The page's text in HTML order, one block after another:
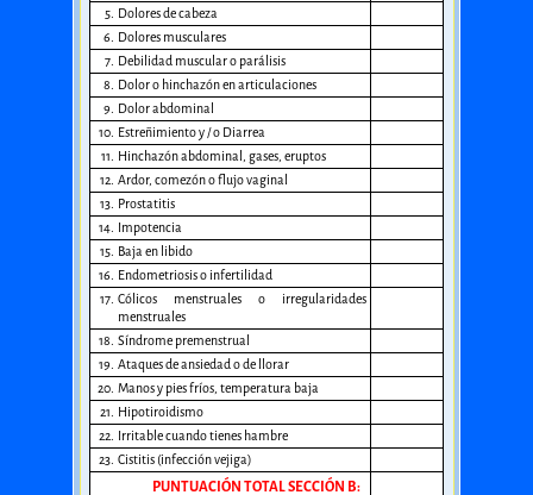
5. Dolores de cabeza
6. Dolores musculares
7. Debilidad muscular o parálisis
8. Dolor o hinchazón en articulaciones
9. Dolor abdominal
10. Estreñimiento y / o Diarrea
11. Hinchazón abdominal, gases, eruptos
12. Ardor, comezón o flujo vaginal
13. Prostatitis
14. Impotencia
15. Baja en libido
16. Endometriosis o infertilidad
17. Cólicos menstruales o irregularidades
menstruales
18. Síndrome premenstrual
19. Ataques de ansiedad o de llorar
20. Manos y pies fríos, temperatura baja
21. Hipotiroidismo
22. Irritable cuando tienes hambre
23. Cistitis (infección vejiga)
PUNTUACIÓN TOTAL SECCIÓN B: